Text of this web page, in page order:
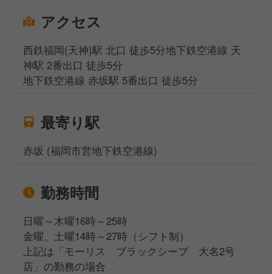
アクセス
西鉄福岡(天神)駅 北口 徒歩5分地下鉄空港線 天
神駅 2番出口 徒歩5分
地下鉄空港線 赤坂駅 5番出口 徒歩5分
最寄り駅
赤坂 (福岡市営地下鉄空港線)
勤務時間
日曜～木曜16時～25時
金曜、土曜14時～27時（シフト制）
上記は「モーリス ブラックシープ 大名2号
店」の勤務の場合